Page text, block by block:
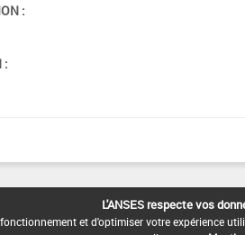
:
:
L'ANSES respecte vos
et d'optimiser votre expérience